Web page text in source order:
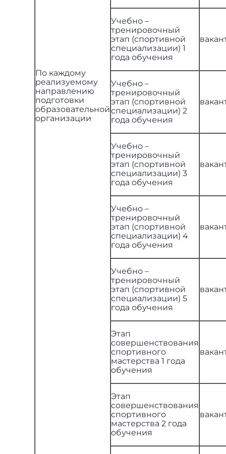
По каждому
реализуемому
направлению
подготовки
образовательной
организации
Учебно –
тренировочный
этап (спортивной
специализации) 1
года обучения
Учебно –
тренировочный
этап (спортивной
специализации) 2
года обучения
Учебно –
тренировочный
этап (спортивной
специализации) 3
года обучения
Учебно –
тренировочный
этап (спортивной
специализации) 4
года обучения
Учебно –
тренировочный
этап (спортивной
специализации) 5
года обучения
Этап
совершенствования
спортивного
мастерства 1 года
обучения
Этап
совершенствования
спортивного
мастерства 2 года
обучения